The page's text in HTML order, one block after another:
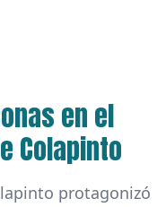
en el
Colapinto
protagonizó